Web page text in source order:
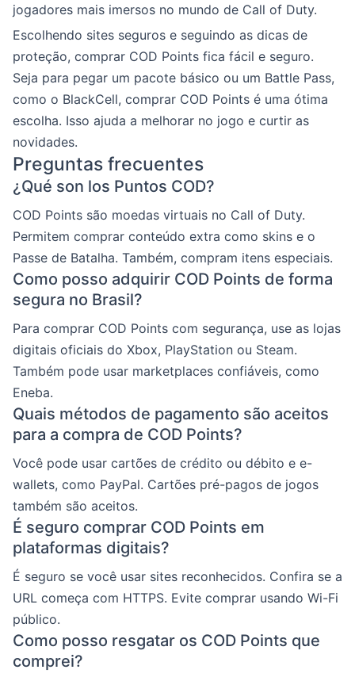
jogadores mais imersos no mundo de Call of Duty.
Escolhendo sites seguros e seguindo as dicas de
proteção, comprar COD Points fica fácil e seguro.
Seja para pegar um pacote básico ou um Battle Pass,
como o BlackCell, comprar COD Points é uma ótima
escolha. Isso ajuda a melhorar no jogo e curtir as
novidades.
Preguntas frecuentes
¿Qué son los Puntos COD?
COD Points são moedas virtuais no Call of Duty.
Permitem comprar conteúdo extra como skins e o
Passe de Batalha. Também, compram itens especiais.
Como posso adquirir COD Points de forma
segura no Brasil?
Para comprar COD Points com segurança, use as lojas
digitais oficiais do Xbox, PlayStation ou Steam.
Também pode usar marketplaces confiáveis, como
Eneba.
Quais métodos de pagamento são aceitos
para a compra de COD Points?
Você pode usar cartões de crédito ou débito e e-
wallets, como PayPal. Cartões pré-pagos de jogos
também são aceitos.
É seguro comprar COD Points em
plataformas digitais?
É seguro se você usar sites reconhecidos. Confira se a
URL começa com HTTPS. Evite comprar usando Wi-Fi
público.
Como posso resgatar os COD Points que
comprei?